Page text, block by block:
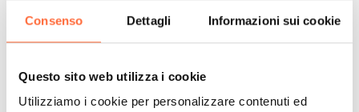
Consenso Dettagli Informazioni sui cookie
Questo sito web utilizza i cookie
Utilizziamo i cookie per personalizzare contenuti ed